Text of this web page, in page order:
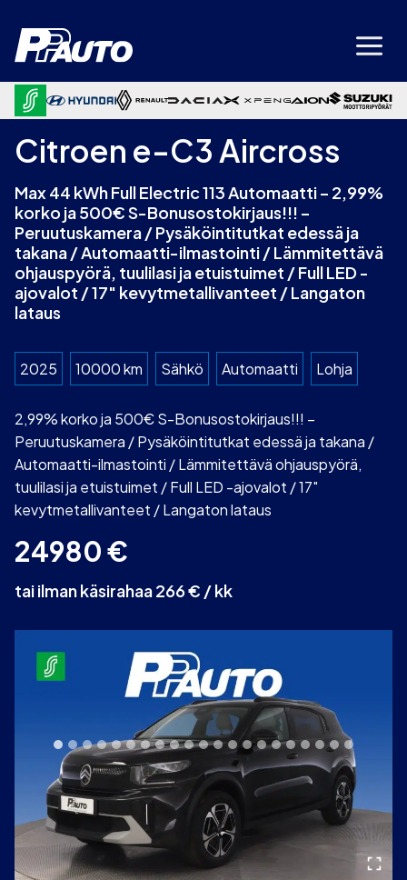
sisältöön
Citroen e-C3 Aircross
Max 44 kWh Full Electric 113 Automaatti – 2,99%
korko ja 500€ S-Bonusostokirjaus!!! –
Peruutuskamera / Pysäköintitutkat edessä ja
takana / Automaatti-ilmastointi / Lämmitettävä
ohjauspyörä, tuulilasi ja etuistuimet / Full LED -
ajovalot / 17″ kevytmetallivanteet / Langaton
lataus
2025 10000 km Sähkö Automaatti Lohja
2,99% korko ja 500€ S-Bonusostokirjaus!!! –
Peruutuskamera / Pysäköintitutkat edessä ja takana /
Automaatti-ilmastointi / Lämmitettävä ohjauspyörä,
tuulilasi ja etuistuimet / Full LED -ajovalot / 17″
kevytmetallivanteet / Langaton lataus
24980€
tai ilman käsirahaa 266 € / kk